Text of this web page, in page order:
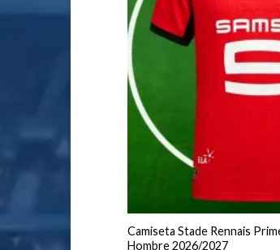
Camiseta Stade Rennais
Hombre 2026/2027